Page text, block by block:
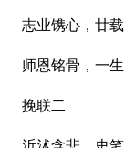
志业镌心，廿
师恩铭骨，一
挽联二